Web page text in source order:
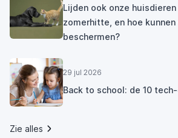
Lijden ook onze
zomerhitte, en hoe kunnen
beschermen?
29 jul 2026
Back to school: de 10
Zie alles